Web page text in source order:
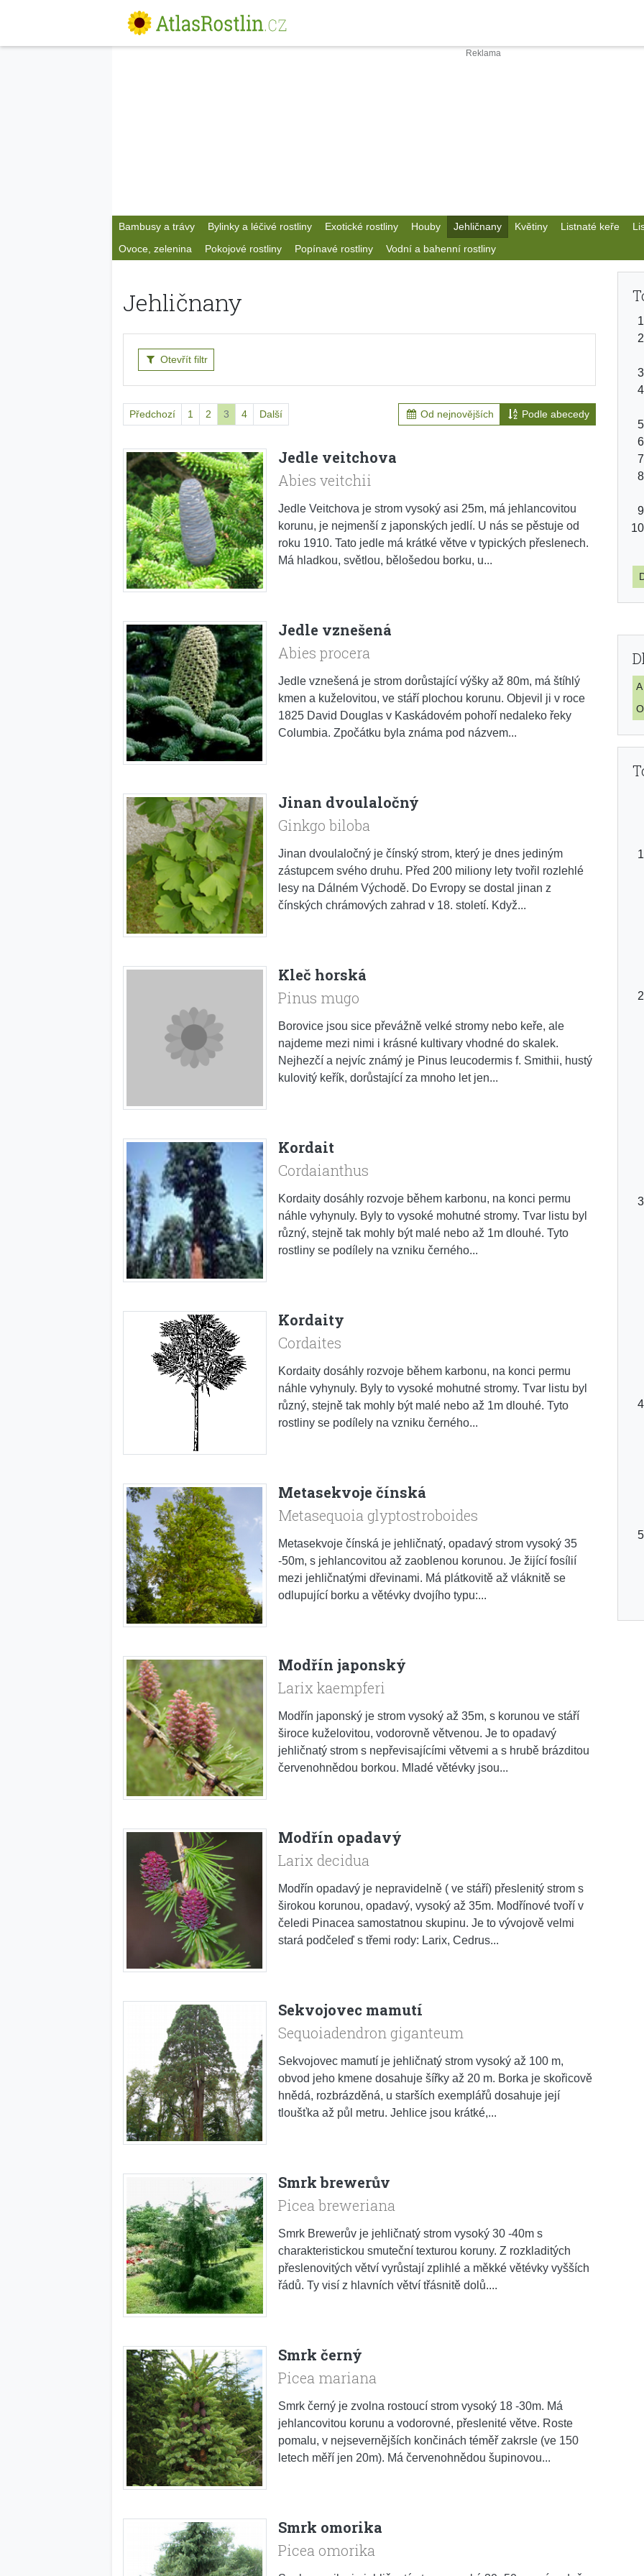
Bambusy a trávy Bylinky a léčivé rostliny Exotické rostliny Houby Jehličnany Květiny Listnaté keře
Ovoce, zelenina
Pokojové rostliny Popínavé rostliny Vodní a bahenní rostliny
Jehličnany
Otevřít filtr
Předchozí 1 2 3 4 Další Od nejnovějších Podle abecedy
Jedle veitchova
Abies veitchii
Jedle Veitchova je strom vysoký asi 25m, má jehlancovitou
korunu, je nejmenší z japonských jedlí. U nás se pěstuje od
roku 1910. Tato jedle má krátké větve v typických přeslenech.
Má hladkou, světlou, bělošedou borku, u...
Jedle vznešená
Abies procera
Jedle vznešená je strom dorůstající výšky až 80m, má štíhlý
kmen a kuželovitou, ve stáří plochou korunu. Objevil ji v roce
1825 David Douglas v Kaskádovém pohoří nedaleko řeky
Columbia. Zpočátku byla známa pod názvem...
Jinan dvoulaločný
Ginkgo biloba
Jinan dvoulaločný je čínský strom, který je dnes jediným
zástupcem svého druhu. Před 200 miliony lety tvořil rozlehlé
lesy na Dálném Východě. Do Evropy se dostal jinan z
čínských chrámových zahrad v 18. století. Když...
Kleč horská
Pinus mugo
Borovice jsou sice převážně velké stromy nebo keře, ale
najdeme mezi nimi i krásné kultivary vhodné do skalek.
Nejhezčí a nejvíc známý je Pinus leucodermis f. Smithii, hustý
kulovitý keřík, dorůstající za mnoho let jen...
Kordait
Cordaianthus
Kordaity dosáhly rozvoje během karbonu, na konci permu
náhle vyhynuly. Byly to vysoké mohutné stromy. Tvar listu byl
různý, stejně tak mohly být malé nebo až 1m dlouhé. Tyto
rostliny se podílely na vzniku černého...
Kordaity
Cordaites
Kordaity dosáhly rozvoje během karbonu, na konci permu
náhle vyhynuly. Byly to vysoké mohutné stromy. Tvar listu byl
různý, stejně tak mohly být malé nebo až 1m dlouhé. Tyto
rostliny se podílely na vzniku černého...
Metasekvoje čínská
Metasequoia glyptostroboides
Metasekvoje čínská je jehličnatý, opadavý strom vysoký 35
-50m, s jehlancovitou až zaoblenou korunou. Je žijící fosílií
mezi jehličnatými dřevinami. Má plátkovitě až vláknitě se
odlupující borku a větévky dvojího typu:...
Modřín japonský
Larix kaempferi
Modřín japonský je strom vysoký až 35m, s korunou ve stáří
široce kuželovitou, vodorovně větvenou. Je to opadavý
jehličnatý strom s nepřevisajícími větvemi a s hrubě brázditou
červenohnědou borkou. Mladé větévky jsou...
Modřín opadavý
Larix decidua
Modřín opadavý je nepravidelně ( ve stáří) přeslenitý strom s
širokou korunou, opadavý, vysoký až 35m. Modřínové tvoří v
čeledi Pinacea samostatnou skupinu. Je to vývojově velmi
stará podčeleď s třemi rody: Larix, Cedrus...
Sekvojovec mamutí
Sequoiadendron giganteum
Sekvojovec mamutí je jehličnatý strom vysoký až 100 m,
obvod jeho kmene dosahuje šířky až 20 m. Borka je skořicově
hnědá, rozbrázděná, u starších exemplářů dosahuje její
tloušťka až půl metru. Jehlice jsou krátké,...
Smrk brewerův
Picea breweriana
Smrk Brewerův je jehličnatý strom vysoký 30 -40m s
charakteristickou smuteční texturou koruny. Z rozkladitých
přeslenovitých větví vyrůstají zplihlé a měkké větévky vyšších
řádů. Ty visí z hlavních větví třásnitě dolů....
Smrk černý
Picea mariana
Smrk černý je zvolna rostoucí strom vysoký 18 -30m. Má
jehlancovitou korunu a vodorovné, přeslenité větve. Roste
pomalu, v nejsevernějších končinách téměř zakrsle (ve 150
letech měří jen 20m). Má červenohnědou šupinovou...
Smrk omorika
Picea omorika
A
O